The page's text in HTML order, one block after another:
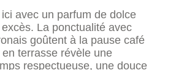
ici avec un parfum de dolce
La ponctualité avec
goûtent à la pause café
terrasse révèle une
respectueuse, une douce